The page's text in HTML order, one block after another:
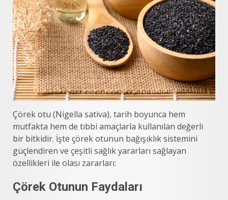
Çörek otu (Nigella sativa), tarih boyunca hem
mutfakta hem de tıbbi amaçlarla kullanılan değerli
bir bitkidir. İşte çörek otunun bağışıklık sistemini
güçlendiren ve çeşitli sağlık yararları sağlayan
özellikleri ile olası zararları:
Çörek Otunun Faydaları